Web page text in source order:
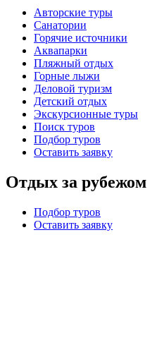
Авторские туры
Санатории
Горячие источники
Аквапарки
Пляжный отдых
Горные лыжи
Деловой туризм
Детский отдых
Экскурсионные туры
Поиск туров
Подбор туров
Оставить заявку
Отдых за рубежом
Подбор туров
Оставить заявку